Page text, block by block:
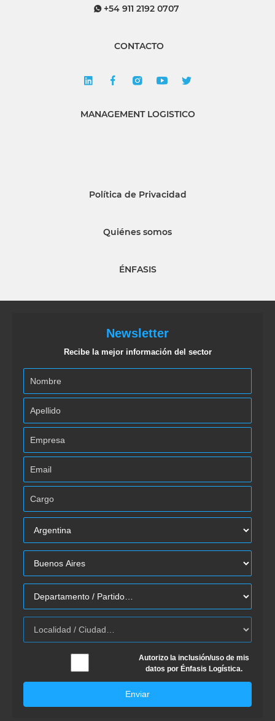
+54 911 2192 0707
CONTACTO
MANAGEMENT LOGISTICO
Política de Privacidad
Quiénes somos
ÉNFASIS
Newsletter
Recibe la mejor información del sector
Autorizo la inclusión/uso de mis
datos por Énfasis Logística.
Enviar